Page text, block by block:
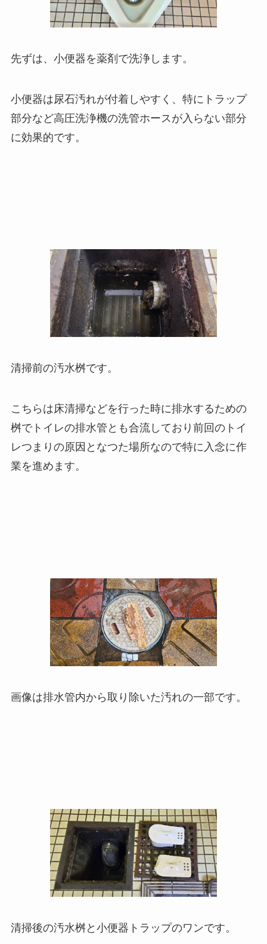
先ずは、小便器を薬剤で洗浄します。
小便器は尿石汚れが付着しやすく、特にトラップ
部分など高圧洗浄機の洗管ホースが入らない部分
に効果的です。
清掃前の汚水桝です。
こちらは床清掃などを行った時に排水するための
桝でトイレの排水管とも合流しており前回のトイ
レつまりの原因となつた場所なので特に入念に作
業を進めます。
画像は排水管内から取り除いた汚れの一部です。
清掃後の汚水桝と小便器トラップのワンです。